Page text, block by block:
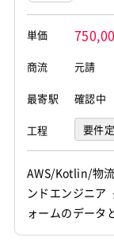
単価
商流
元請
最寄駅 確認中
工程 要件
運用
AWS/Kotlin/物
ンドエンジニア
ォームのデータ
セス改革を目指